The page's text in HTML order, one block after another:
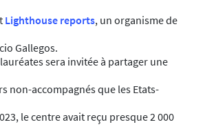
Lighthouse reports, un organisme de
Gallegos.
sera invitée à partager une
non-accompagnés que les Etats-
le centre avait reçu presque 2 000